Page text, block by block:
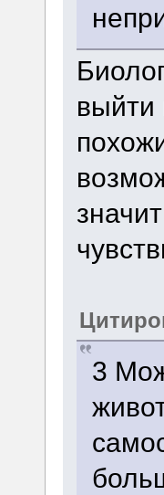
выйти
3